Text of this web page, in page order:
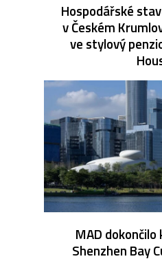
Hospodářské
v Českém
ve stylový
MAD
Shenzhen Bay